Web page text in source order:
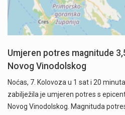
Umjeren potres magnitude
Novog Vinodolskog
Noćas, 7. Kolovoza u 1 sat i 20
zabilježila je umjeren potres s
Novog Vinodolskog. Magnituda